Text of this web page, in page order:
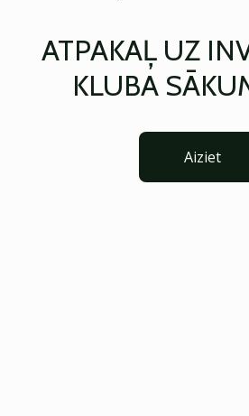
ATPAKAĻ UZ
KLUBA
Aiziet